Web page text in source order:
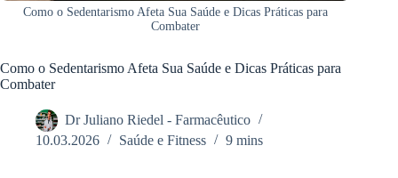
Como o Sedentarismo Afeta Sua Saúde e Dicas Práticas para
Combater
Como o Sedentarismo Afeta Sua Saúde e Dicas Práticas para
Combater
Dr Juliano Riedel - Farmacêutico
10.03.2026
Saúde e Fitness 9 mins